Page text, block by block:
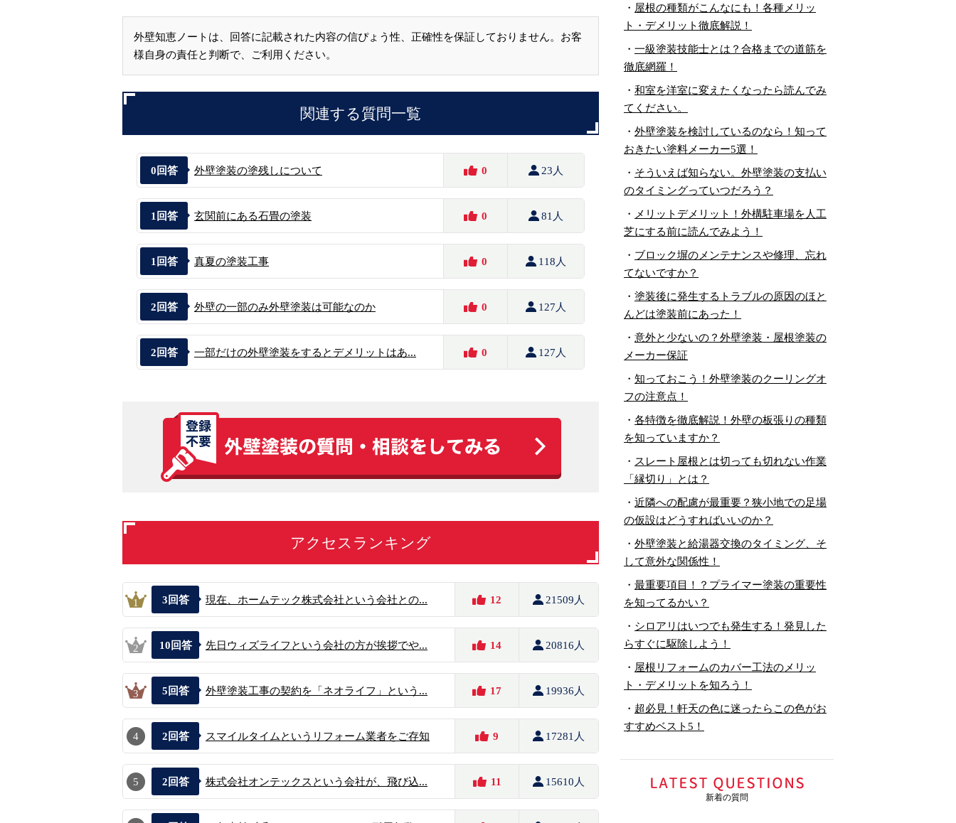
外壁知恵ノートは、回答に記載された内容の信ぴょう性、正確性を保証しておりません。お客
様自身の責任と判断で、ご利用ください。
関連する質問一覧
0 回答 外壁塗装の塗残しについて 0 23人
1 回答 玄関前にある石畳の塗装 0 81人
1 回答 真夏の塗装工事 0 118人
2 回答 外壁の一部のみ外壁塗装は可能なのか 0 127人
2 回答 一部だけの外壁塗装をするとデメリットはあ... 0 127人
アクセスランキング
1 3 回答 現在、ホームテック株式会社という会社との... 12 21509人
2 10 回答 先日ウィズライフという会社の方が挨拶でや... 14 20816人
3 5 回答 外壁塗装工事の契約を「ネオライフ」という... 17 19936人
4 2 回答 スマイルタイムというリフォーム業者をご存知 9 17281人
5 2 回答 株式会社オンテックスという会社が、飛び込... 11 15610人
・ 屋根の種類がこんなにも！各種メリッ
ト・デメリット徹底解説！
・ 一級塗装技能士とは？合格までの道筋を
徹底網羅！
・ 和室を洋室に変えたくなったら読んでみ
てください。
・ 外壁塗装を検討しているのなら！知って
おきたい塗料メーカー5選！
・ そういえば知らない。外壁塗装の支払い
のタイミングっていつだろう？
・ メリットデメリット！外構駐車場を人工
芝にする前に読んでみよう！
・ ブロック塀のメンテナンスや修理、忘れ
てないですか？
・ 塗装後に発生するトラブルの原因のほと
んどは塗装前にあった！
・ 意外と少ないの？外壁塗装・屋根塗装の
メーカー保証
・ 知っておこう！外壁塗装のクーリングオ
フの注意点！
・ 各特徴を徹底解説！外壁の板張りの種類
を知っていますか？
・ スレート屋根とは切っても切れない作業
「縁切り」とは？
・ 近隣への配慮が最重要？狭小地での足場
の仮設はどうすればいいのか？
・ 外壁塗装と給湯器交換のタイミング、そ
して意外な関係性！
・ 最重要項目！？プライマー塗装の重要性
を知ってるかい？
・ シロアリはいつでも発生する！発見した
らすぐに駆除しよう！
・ 屋根リフォームのカバー工法のメリッ
ト・デメリットを知ろう！
・ 超必見！軒天の色に迷ったらこの色がお
すすめベスト5！
新着の質問